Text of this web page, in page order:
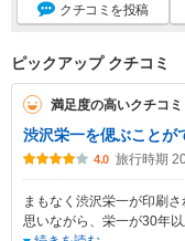
クチコミ を投稿
ピックアップ クチコミ
満足度の高いクチコミ
渋沢栄一を偲ぶことが
4.0 旅行時期
まもなく渋沢栄一が印刷
思いながら、栄一が30年